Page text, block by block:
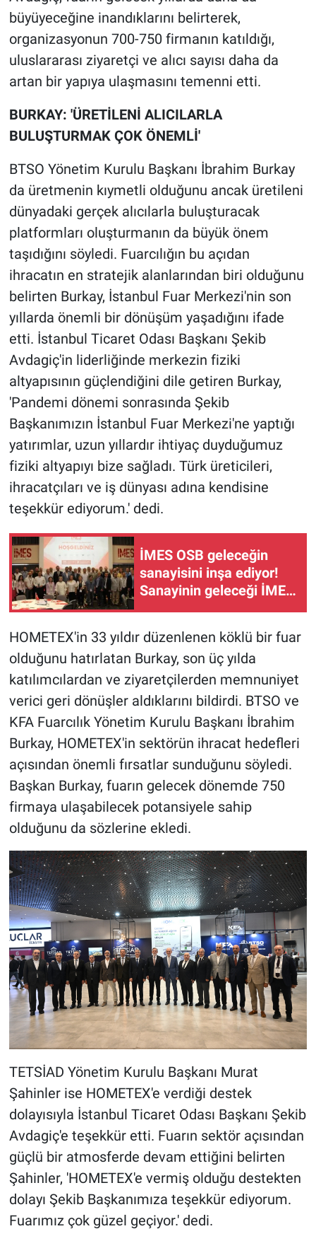
büyüyeceğine inandıklarını belirterek,
organizasyonun 700-750 firmanın katıldığı,
uluslararası ziyaretçi ve alıcı sayısı daha da
artan bir yapıya ulaşmasını temenni etti.
BURKAY: 'ÜRETİLENİ ALICILARLA
BULUŞTURMAK ÇOK ÖNEMLİ'
BTSO Yönetim Kurulu Başkanı İbrahim Burkay
da üretmenin kıymetli olduğunu ancak üretileni
dünyadaki gerçek alıcılarla buluşturacak
platformları oluşturmanın da büyük önem
taşıdığını söyledi. Fuarcılığın bu açıdan
ihracatın en stratejik alanlarından biri olduğunu
belirten Burkay, İstanbul Fuar Merkezi'nin son
yıllarda önemli bir dönüşüm yaşadığını ifade
etti. İstanbul Ticaret Odası Başkanı Şekib
Avdagiç'in liderliğinde merkezin fiziki
altyapısının güçlendiğini dile getiren Burkay,
'Pandemi dönemi sonrasında Şekib
Başkanımızın İstanbul Fuar Merkezi'ne yaptığı
yatırımlar, uzun yıllardır ihtiyaç duyduğumuz
fiziki altyapıyı bize sağladı. Türk üreticileri,
ihracatçıları ve iş dünyası adına kendisine
teşekkür ediyorum.' dedi.
İMES OSB geleceğin
sanayisini inşa ediyor!
Sanayinin geleceği İMES
OSB'de konuşuldu
HOMETEX'in 33 yıldır düzenlenen köklü bir fuar
olduğunu hatırlatan Burkay, son üç yılda
katılımcılardan ve ziyaretçilerden memnuniyet
verici geri dönüşler aldıklarını bildirdi. BTSO ve
KFA Fuarcılık Yönetim Kurulu Başkanı İbrahim
Burkay, HOMETEX'in sektörün ihracat hedefleri
açısından önemli fırsatlar sunduğunu söyledi.
Başkan Burkay, fuarın gelecek dönemde 750
firmaya ulaşabilecek potansiyele sahip
olduğunu da sözlerine ekledi.
TETSİAD Yönetim Kurulu Başkanı Murat
Şahinler ise HOMETEX'e verdiği destek
dolayısıyla İstanbul Ticaret Odası Başkanı Şekib
Avdagiç'e teşekkür etti. Fuarın sektör açısından
güçlü bir atmosferde devam ettiğini belirten
Şahinler, 'HOMETEX'e vermiş olduğu destekten
dolayı Şekib Başkanımıza teşekkür ediyorum.
Fuarımız çok güzel geçiyor.' dedi.